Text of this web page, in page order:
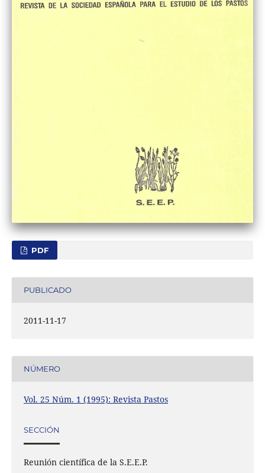
PDF
PUBLICADO
2011-11-17
NÚMERO
Vol. 25 Núm. 1 (1995): Revista Pastos
SECCIÓN
Reunión científica de la S.E.E.P.